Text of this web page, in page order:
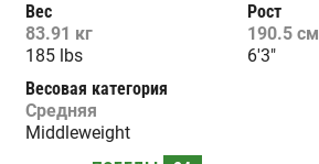
Вес
83.91 кг
185 lbs
Рост
190.5 см
6'3"
Весовая категория
Средняя
Middleweight